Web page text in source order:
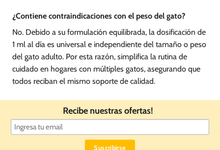
¿Contiene contraindicaciones con el peso del gato?
No. Debido a su formulación equilibrada, la dosificación de
1 ml al día es universal e independiente del tamaño o peso
del gato adulto. Por esta razón, simplifica la rutina de
cuidado en hogares con múltiples gatos, asegurando que
todos reciban el mismo soporte de calidad.
Recibe nuestras ofertas!